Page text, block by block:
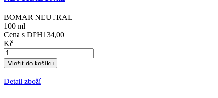
BOMAR NEUTRAL
100 ml
Cena s DPH134,00
Kč
Detail zboží